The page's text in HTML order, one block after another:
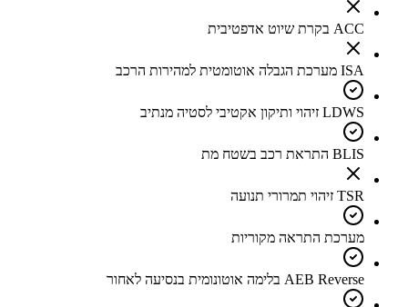
ACC בקרת שיוט אדפטיבית
ISA מערכת הגבלה אוטומטית למהירות הרכב
LDWS זיהוי ותיקון אקטיבי לסטיה מנתיב
BLIS התראת רכב בשטח מת
TSR זיהוי תמרורי תנועה
מערכת התראה מקוריות
AEB Reverse בלימה אוטונומית בנסיעה לאחור